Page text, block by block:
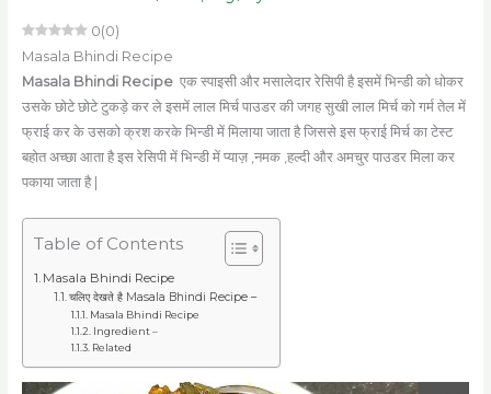
0(0)
Masala Bhindi Recipe
Masala Bhindi Recipe एक स्पाइसी और मसालेदार रेसिपी है इसमें भिन्डी को धोकर
उसके छोटे छोटे टुकड़े कर ले इसमें लाल मिर्च पाउडर की जगह सुखी लाल मिर्च को गर्म तेल में
फ्राई कर के उसको क्रश करके भिन्डी में मिलाया जाता है जिससे इस फ्राई मिर्च का टेस्ट
बहोत अच्छा आता है इस रेसिपी में भिन्डी में प्याज़ ,नमक ,हल्दी और अमचुर पाउडर मिला कर
पकाया जाता है |
Table of Contents
Masala Bhindi Recipe
चलिए देखते है Masala Bhindi Recipe –
Masala Bhindi Recipe
Ingredient –
Related